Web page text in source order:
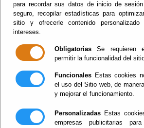
para recordar sus datos de inicio de
seguro, recopilar estadísticas para
sitio y ofrecerle contenido
intereses.
Obligatorias Se requieren
permitir la funcionalidad del
Funcionales Estas cookies
el uso del Sitio web, de
y mejorar el funcionamiento.
Personalizadas Estas
empresas publicitarias
PERSONAL
DIRECTIVO
ENERO 2025
Diputación Provincial